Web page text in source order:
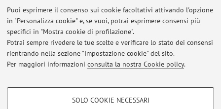
Puoi esprimere il consenso sui cookie facoltativi attivando l'opzione
in "Personalizza cookie" e, se vuoi, potrai esprimere consensi più
specifici in "Mostra cookie di profilazione".
Potrai sempre rivedere le tue scelte e verificare lo stato dei consensi
rientrando nella sezione "Impostazione cookie" del sito.
Per maggiori informazioni consulta la nostra Cookie policy.
COOKIE DI PROFILAZIONE - FACOLTATIVI
SOLO COOKIE NECESSARI
Ultimi avvisi
Seguimi su LinkedIn
Pubblicato il: 20 gennaio 2025